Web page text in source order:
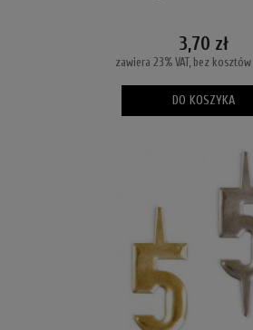
3,70 zł
zawiera 23% VAT, bez
DO KOSZYKA